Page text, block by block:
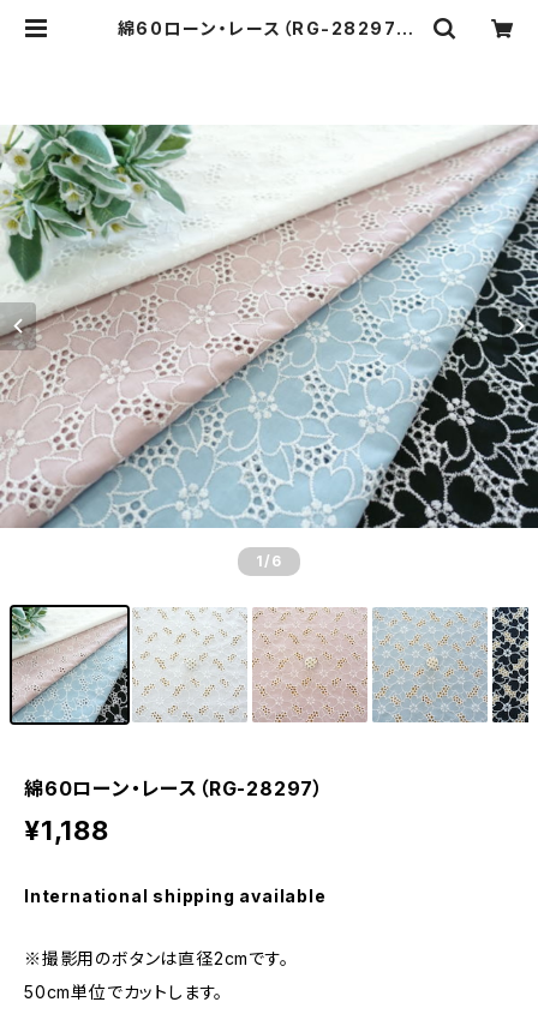
綿60ローン・レース（RG-28297） |
1 /6
綿60ローン・レース（RG-28297）
¥1,188
International shipping available
※撮影用のボタンは直径2cmです。
50cm単位でカットします。